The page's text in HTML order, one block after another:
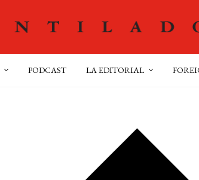
PODCAST LA EDITORIAL